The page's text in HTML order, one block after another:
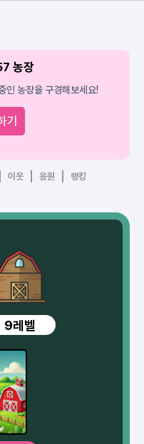
농장
농장을 구경해보세요!
기
이웃 응원 랭킹
9레벨